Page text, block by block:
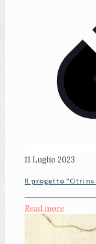
11 Luglio 2023
Il progetto “Otri
Read more